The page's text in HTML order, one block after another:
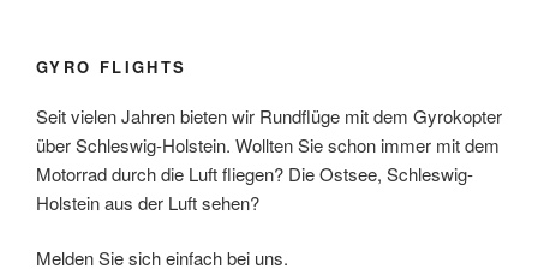
GYRO FLIGHTS
Seit vielen Jahren bieten wir Rundflüge mit dem Gyrokopter
über Schleswig-Holstein. Wollten Sie schon immer mit dem
Motorrad durch die Luft fliegen? Die Ostsee, Schleswig-
Holstein aus der Luft sehen?
Melden Sie sich einfach bei uns.